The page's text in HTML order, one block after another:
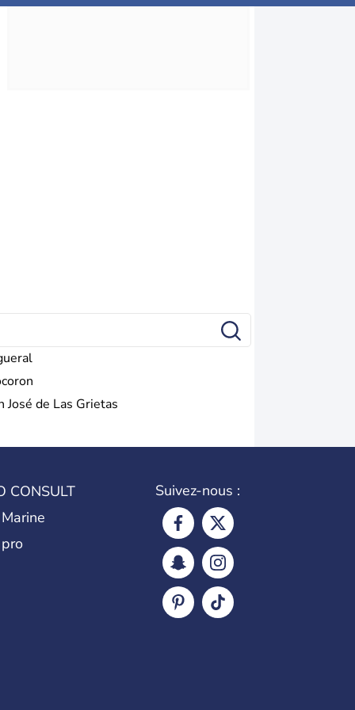
José de Las Grietas
CONSULT
Suivez-nous :